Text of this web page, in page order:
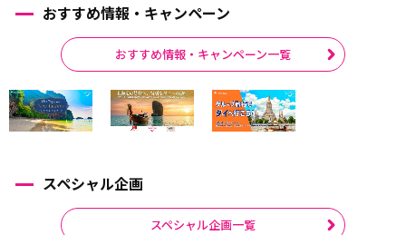
おすすめ情報・キャンペーン
おすすめ情報・キャンペーン一覧
スペシャル企画
スペシャル企画一覧